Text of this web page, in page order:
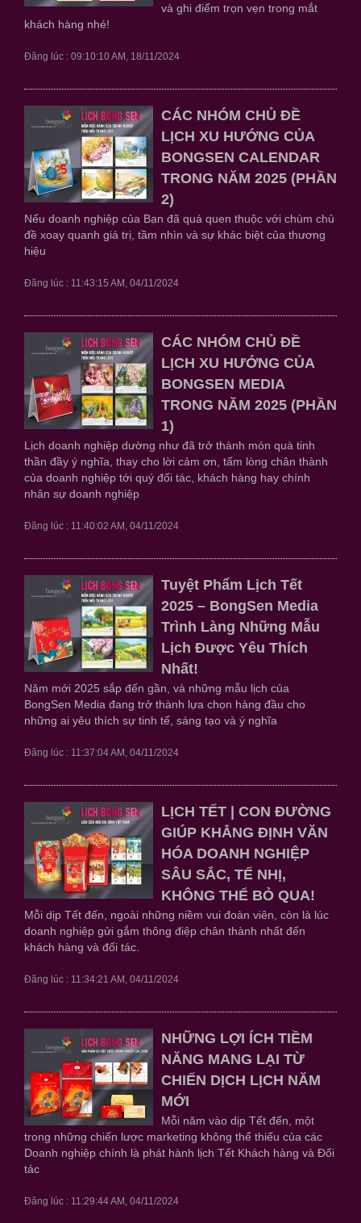
và ghi điểm trọn vẹn trong mắt
khách hàng nhé!
Đăng lúc : 09:10:10 AM, 18/11/2024
CÁC NHÓM CHỦ ĐỀ
LỊCH XU HƯỚNG CỦA
BONGSEN CALENDAR
TRONG NĂM 2025 (PHẦN
2)
Nếu doanh nghiệp của Bạn đã quá quen thuộc với chùm chủ
đề xoay quanh giá trị, tầm nhìn và sự khác biệt của thương
hiệu
Đăng lúc : 11:43:15 AM, 04/11/2024
CÁC NHÓM CHỦ ĐỀ
LỊCH XU HƯỚNG CỦA
BONGSEN MEDIA
TRONG NĂM 2025 (PHẦN
1)
Lịch doanh nghiệp dường như đã trở thành món quà tinh
thần đầy ý nghĩa, thay cho lời cảm ơn, tấm lòng chân thành
của doanh nghiệp tới quý đối tác, khách hàng hay chính
nhân sự doanh nghiệp
Đăng lúc : 11:40:02 AM, 04/11/2024
Tuyệt Phẩm Lịch Tết
2025 – BongSen Media
Trình Làng Những Mẫu
Lịch Được Yêu Thích
Nhất!
Năm mới 2025 sắp đến gần, và những mẫu lịch của
BongSen Media đang trở thành lựa chọn hàng đầu cho
những ai yêu thích sự tinh tế, sáng tạo và ý nghĩa
Đăng lúc : 11:37:04 AM, 04/11/2024
LỊCH TẾT | CON ĐƯỜNG
GIÚP KHẲNG ĐỊNH VĂN
HÓA DOANH NGHIỆP
SÂU SẮC, TẾ NHỊ,
KHÔNG THỂ BỎ QUA!
Mỗi dịp Tết đến, ngoài những niềm vui đoàn viên, còn là lúc
doanh nghiệp gửi gắm thông điệp chân thành nhất đến
khách hàng và đối tác.
Đăng lúc : 11:34:21 AM, 04/11/2024
NHỮNG LỢI ÍCH TIỀM
NĂNG MANG LẠI TỪ
CHIẾN DỊCH LỊCH NĂM
MỚI
Mỗi năm vào dịp Tết đến, một
trong những chiến lược marketing không thể thiếu của các
Doanh nghiệp chính là phát hành lịch Tết Khách hàng và Đối
tác
Đăng lúc : 11:29:44 AM, 04/11/2024